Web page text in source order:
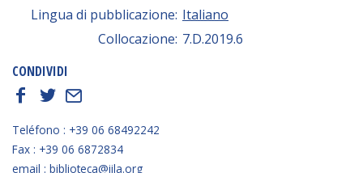
Lingua di pubblicazione: Italiano
Collocazione: 7.D.2019.6
CONDIVIDI
f
t E
Teléfono : +39 06 68492242
Fax : +39 06 6872834
email : biblioteca@iila.org